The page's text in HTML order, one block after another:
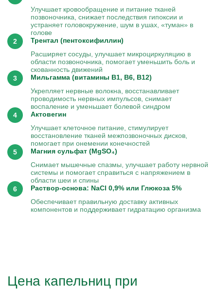
Улучшает кровообращение и питание тканей
позвоночника, снижает последствия гипоксии и
устраняет головокружение, шум в ушах, «туман» в
голове
Трентал (пентоксифиллин)
Расширяет сосуды, улучшает микроциркуляцию в
области позвоночника, помогает уменьшить боль и
скованность движений
Мильгамма (витамины B1, B6, B12)
Укрепляет нервные волокна, восстанавливает
проводимость нервных импульсов, снимает
воспаление и уменьшает болевой синдром
Актовегин
Улучшает клеточное питание, стимулирует
восстановление тканей межпозвоночных дисков,
помогает при онемении конечностей
Магния сульфат (MgSO₄)
Снимает мышечные спазмы, улучшает работу нервной
системы и помогает справиться с напряжением в
области шеи и спины
Раствор-основа: NaCl 0,9% или Глюкоза 5%
Обеспечивает правильную доставку активных
компонентов и поддерживает гидратацию организма
Цена капельниц при